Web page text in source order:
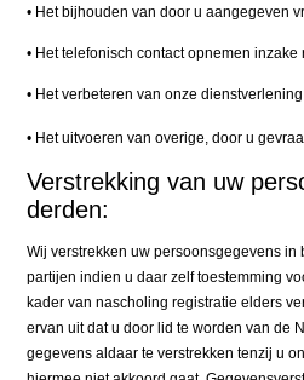
• Het bijhouden van door u aangegeven
• Het telefonisch contact opnemen
• Het verbeteren van onze
• Het uitvoeren van overige, door u
Verstrekking van uw
derden:
Wij verstrekken uw persoonsgegevens
partijen indien u daar zelf toestemming
kader van nascholing registratie elders
ervan uit dat u door lid te worden van de
gegevens aldaar te verstrekken tenzij u